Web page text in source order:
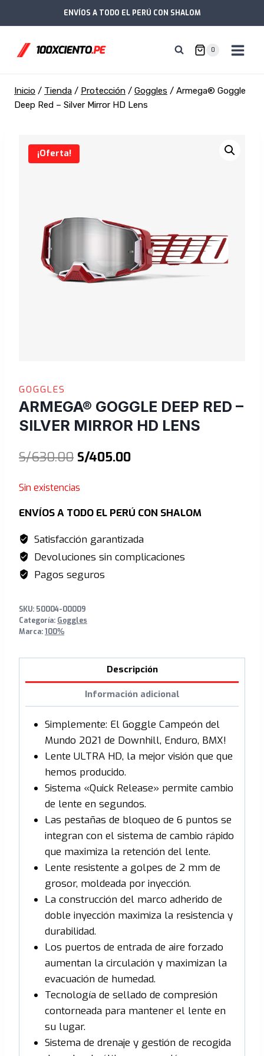
al
ENVÍOS A TODO EL PERÚ CON SHALOM
0
Inicio / Tienda / Protección / Goggles / Armega® Goggle
Deep Red – Silver Mirror HD Lens
¡Oferta!
GOGGLES
ARMEGA® GOGGLE DEEP RED –
SILVER MIRROR HD LENS
S/630.00 El
era:
S/630.00.
S/405.00El
es:
S/405.00.
Sin existencias
ENVÍOS A TODO EL PERÚ CON SHALOM
Satisfacción garantizada
Devoluciones sin complicaciones
Pagos seguros
SKU: 50004-00009
Categoría: Goggles
Marca:100%
Descripción
Información adicional
Simplemente: El Goggle Campeón del
Mundo 2021 de Downhill, Enduro, BMX!
Lente ULTRA HD, la mejor visión que que
hemos producido.
Sistema «Quick Release» permite cambio
de lente en segundos.
Las pestañas de bloqueo de 6 puntos se
integran con el sistema de cambio rápido
que maximiza la retención del lente.
Lente resistente a golpes de 2 mm de
grosor, moldeada por inyección.
La construcción del marco adherido de
doble inyección maximiza la resistencia y
durabilidad.
Los puertos de entrada de aire forzado
aumentan la circulación y maximizan la
evacuación de humedad.
Tecnología de sellado de compresión
contorneada para mantener el lente en
su lugar.
Sistema de drenaje y gestión de recogida